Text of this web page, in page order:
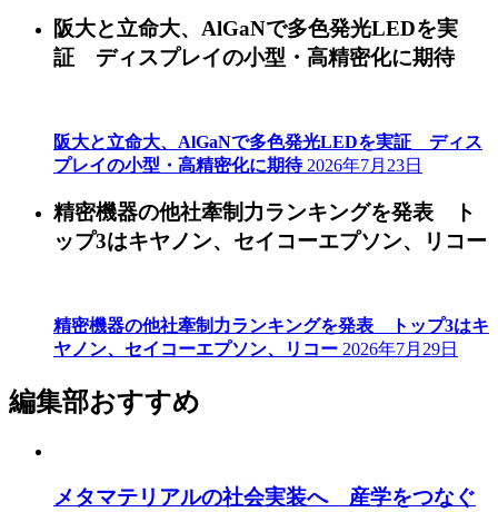
阪大と立命大、AlGaNで多色発光LEDを実
証 ディスプレイの小型・高精密化に期待
阪大と立命大、AlGaNで多色発光LEDを実証 ディス
プレイの小型・高精密化に期待 2026年7月23日
精密機器の他社牽制力ランキングを発表 ト
ップ3はキヤノン、セイコーエプソン、リコー
精密機器の他社牽制力ランキングを発表 トップ3はキ
ヤノン、セイコーエプソン、リコー 2026年7月29日
編集部おすすめ
メタマテリアルの社会実装へ 産学をつなぐ